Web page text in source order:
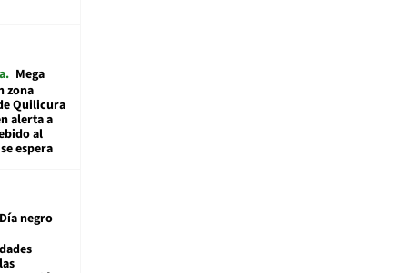
Mega
zona
Quilicura
alerta a
al
espera
negro